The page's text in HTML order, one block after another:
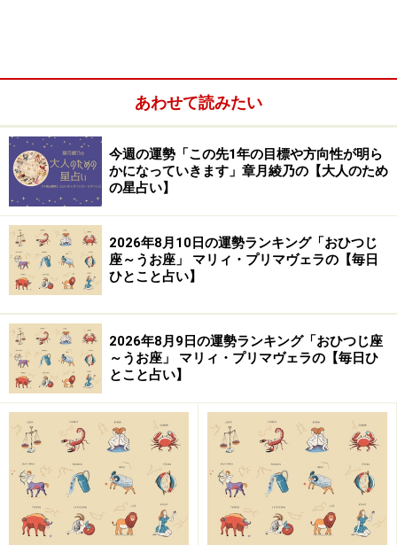
ふたご座／双子座（5月21日～6月21日生まれ）
かに座／蟹座（6月22日～7月22日生まれ）
しし座／獅子座（7月23日～8月22日生まれ）
おとめ座／乙女座（8月23日～9月22日生まれ）
てんびん座／天秤座（9月23日～10月23日生まれ）
さそり座／蠍座（10月24日～11月22日生まれ）
いて座／射手座（11月23日～12月21日生まれ）
みずがめ座／水瓶座（1月20日～2月18日生まれ）
うお座／魚座（2月19日～3月20日生まれ）
おひつじ座／牡羊座（3月21日～4月19日生
まれ）
ムダ打ち上等！
あわせて読みたい
今週の運勢「この先1年の目標や方向性が明ら
かになっていきます」章月綾乃の【大人のため
の星占い】
2026年8月10日の運勢ランキング「おひつじ
座～うお座」 マリィ・プリマヴェラの【毎日
ひとこと占い】
2026年8月9日の運勢ランキング「おひつじ座
～うお座」 マリィ・プリマヴェラの【毎日ひ
とこと占い】